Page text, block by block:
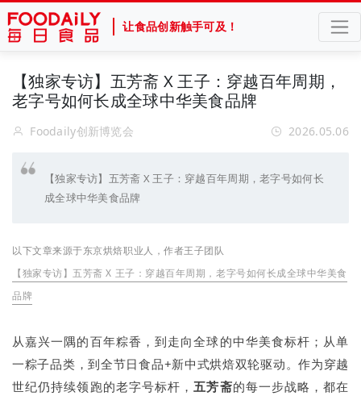
让食品创新触手可及！
【独家专访】五芳斋 X 王子：穿越百年周期，
老字号如何长成全球中华美食品牌
Foodaily创新博览会 2026.05.06
【独家专访】五芳斋 X 王子：穿越百年周期，老字号如何长
成全球中华美食品牌
以下文章来源于东京烘焙职业人，作者王子团队
【独家专访】五芳斋 X 王子：穿越百年周期，老字号如何长成全球中华美食
品牌
从嘉兴一隅的百年粽香，到走向全球的中华美食标杆；从单
一粽子品类，到全节日食品+新中式烘焙双轮驱动。作为穿越
世纪仍持续领跑的老字号标杆，五芳斋的每一步战略，都在